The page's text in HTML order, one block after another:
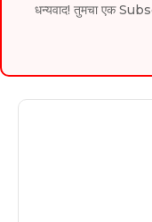
धन्यवाद! तुमचा एक